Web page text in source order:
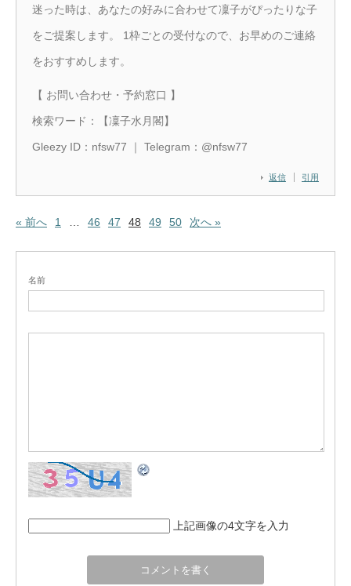
返信 引用
迷った時は、あなたの好みに合わせて凜子がぴったりな子
をご提案します。 1枠ごとの受付なので、お早めのご連絡
をおすすめします。
【 お問い合わせ・予約窓口 】
検索ワード：【凜子水月閣】
Gleezy ID：nfsw77 ｜ Telegram：@nfsw77
« 前へ 1 … 46 47 48 49 50 次へ »
名前
上記画像の4文字を入力